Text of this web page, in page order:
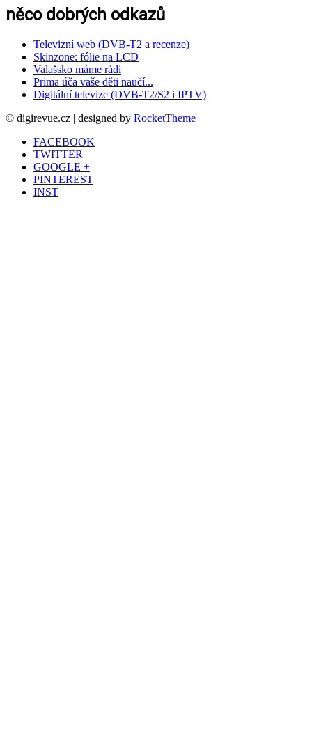
něco dobrých odkazů
Televizní web (DVB-T2 a recenze)
Skinzone: fólie na LCD
Valašsko máme rádi
Prima úča vaše děti naučí...
Digitální televize (DVB-T2/S2 i IPTV)
© digirevue.cz | designed by RocketTheme
FACEBOOK
TWITTER
GOOGLE +
PINTEREST
INST